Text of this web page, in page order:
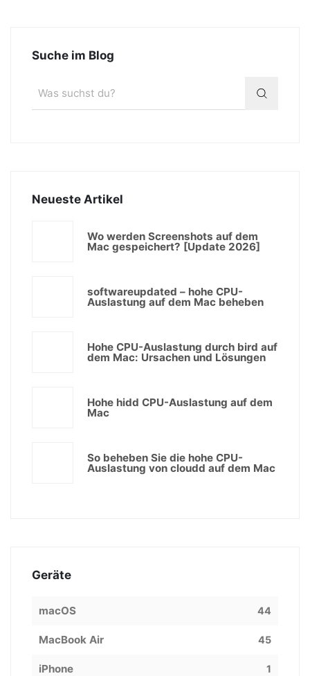
Suche im Blog
Neueste Artikel
Wo werden Screenshots auf dem
Mac gespeichert? [Update 2026]
softwareupdated – hohe CPU-
Auslastung auf dem Mac beheben
Hohe CPU-Auslastung durch bird auf
dem Mac: Ursachen und Lösungen
Hohe hidd CPU-Auslastung auf dem
Mac
So beheben Sie die hohe CPU-
Auslastung von cloudd auf dem Mac
Geräte
macOS 44
MacBook Air 45
iPhone 1